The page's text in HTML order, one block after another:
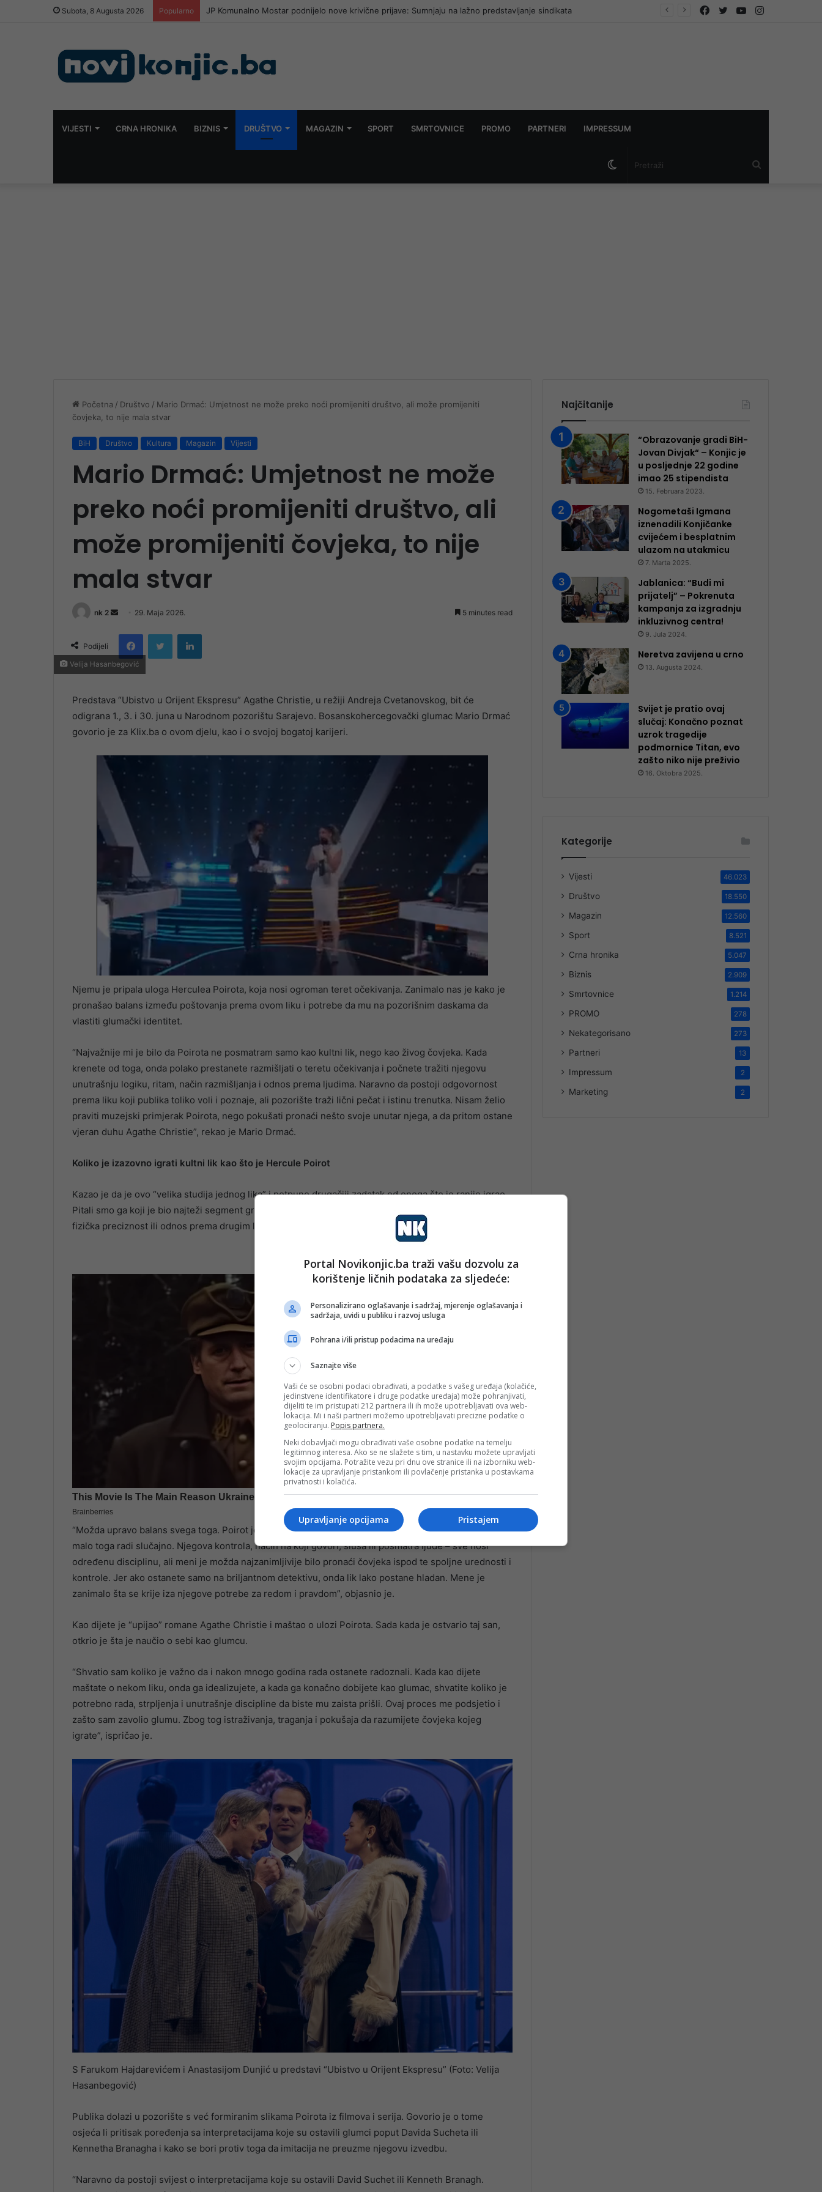
Subota, 8 Augusta 2026 Popularno Snimak s Jadrana zgrozio javnost: Muškarac jet skijem ometao avione koji su gasili požar Instagram
YouTube
Twitter
Facebook
VIJESTI CRNA HRONIKA BIZNIS DRUŠTVO MAGAZIN SPORT SMRTOVNICE PROMO PARTNERI IMPRESSUM
Switch
Početna / Društvo / Mario Drmać: Umjetnost ne može preko noći promijeniti društvo, ali može promijeniti
čovjeka, to nije mala stvar
BiH Društvo Kultura Magazin Vijesti
Mario Drmać: Umjetnost ne može
preko noći promijeniti društvo, ali
može promijeniti čovjeka, to nije
mala stvar
nk 2
Send
email
29. Maja 2026. 5 minutes read
Podijeli
FacebookTwitter LinkedIn
Velija Hasanbegović
Predstava “Ubistvo u Orijent Ekspresu” Agathe Christie, u režiji Andreja Cvetanovskog, bit će
odigrana 1., 3. i 30. juna u Narodnom pozorištu Sarajevo. Bosanskohercegovački glumac Mario Drmać
govorio je za Klix.ba o ovom djelu, kao i o svojoj bogatoj karijeri.
Njemu je pripala uloga Herculea Poirota, koja nosi ogroman teret očekivanja. Zanimalo nas je kako je
pronašao balans između poštovanja prema ovom liku i potrebe da mu na pozorišnim daskama da
vlastiti glumački identitet.
“Najvažnije mi je bilo da Poirota ne posmatram samo kao kultni lik, nego kao živog čovjeka. Kada
krenete od toga, onda polako prestanete razmišljati o teretu očekivanja i počnete tražiti njegovu
unutrašnju logiku, ritam, način razmišljanja i odnos prema ljudima. Naravno da postoji odgovornost
prema liku koji publika toliko voli i poznaje, ali pozorište traži lični pečat i istinu trenutka. Nisam želio
praviti muzejski primjerak Poirota, nego pokušati pronaći nešto svoje unutar njega, a da pritom ostane
vjeran duhu Agathe Christie”, rekao je Mario Drmać.
Koliko je izazovno igrati kultni lik kao što je Hercule Poirot
Kazao je da je ovo “velika studija jednog lika” i potpuno drugačiji zadatak od onoga što je ranije igrao.
Pitali smo ga koji je bio najteži segment građenja Poirota: njegov intelekt, emocionalna suzdržanost,
fizička preciznost ili odnos prema drugim likovima.
“Možda upravo balans svega toga. Poirot je lik koji traži veliku preciznost, i misaonu i fizičku. On vrlo
malo toga radi slučajno. Njegova kontrola, način na koji govori, sluša ili posmatra ljude – sve nosi
određenu disciplinu, ali meni je možda najzanimljivije bilo pronaći čovjeka ispod te spoljne urednosti i
kontrole. Jer ako ostanete samo na briljantnom detektivu, onda lik lako postane hladan. Mene je
zanimalo šta se krije iza njegove potrebe za redom i pravdom”, objasnio je.
Kao dijete je “upijao” romane Agathe Christie i maštao o ulozi Poirota. Sada kada je ostvario taj san,
otkrio je šta je naučio o sebi kao glumcu.
“Shvatio sam koliko je važno da i nakon mnogo godina rada ostanete radoznali. Kada kao dijete
maštate o nekom liku, onda ga idealizujete, a kada ga konačno dobijete kao glumac, shvatite koliko je
potrebno rada, strpljenja i unutrašnje discipline da biste mu zaista prišli. Ovaj proces me podsjetio i
zašto sam zavolio glumu. Zbog tog istraživanja, traganja i pokušaja da razumijete čovjeka kojeg
igrate”, ispričao je.
S Farukom Hajdarevićem i Anastasijom Dunjić u predstavi “Ubistvo u Orijent Ekspresu” (Foto: Velija
Hasanbegović)
Publika dolazi u pozorište s već formiranim slikama Poirota iz filmova i serija. Govorio je o tome
osjeća li pritisak poređenja sa interpretacijama koje su ostavili glumci poput Davida Sucheta ili
Kennetha Branagha i kako se bori protiv toga da imitacija ne preuzme njegovu izvedbu.
“Naravno da postoji svijest o interpretacijama koje su ostavili David Suchet ili Kenneth Branagh.
Najčitanije
“Obrazovanje gradi BiH-
Jovan Divjak“ – Konjic je
u posljednje 22 godine
imao 25 ​​stipendista
15. Februara 2023.
Nogometaši Igmana
iznenadili Konjičanke
cvijećem i besplatnim
ulazom na utakmicu
7. Marta 2025.
Jablanica: “Budi mi
prijatelj” – Pokrenuta
kampanja za izgradnju
inkluzivnog centra!
9. Jula 2024.
Neretva zavijena u crno
13. Augusta 2024.
Svijet je pratio ovaj
slučaj: Konačno poznat
uzrok tragedije
podmornice Titan, evo
zašto niko nije preživio
16. Oktobra 2025.
Kategorije
Vijesti 46.023
Društvo 18.550
Magazin 12.560
Sport 8.521
Crna hronika 5.047
Biznis 2.909
Smrtovnice 1.214
PROMO 278
Nekategorisano 273
Partneri 13
Impressum 2
Marketing 2
Portal Novikonjic.ba traži vašu dozvolu za
korištenje ličnih podataka za sljedeće:
Personalizirano oglašavanje i sadržaj, mjerenje oglašavanja i
sadržaja, uvidi u publiku i razvoj usluga
Pohrana i/ili pristup podacima na uređaju
Saznajte više
Vaši će se osobni podaci obrađivati, a podatke s vašeg uređaja (kolačiće,
jedinstvene identifikatore i druge podatke uređaja) može pohranjivati,
dijeliti te im pristupati 212 partnera ili ih može upotrebljavati ova web-
lokacija. Mi i naši partneri možemo upotrebljavati precizne podatke o
geolociranju. Popis partnera.
Neki dobavljači mogu obrađivati vaše osobne podatke na temelju
legitimnog interesa. Ako se ne slažete s tim, u nastavku možete upravljati
svojim opcijama. Potražite vezu pri dnu ove stranice ili na izborniku web-
lokacije za upravljanje pristankom ili povlačenje pristanka u postavkama
privatnosti i kolačića.
Pristajem
Upravljanje opcijama